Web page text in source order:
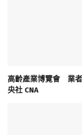
高齡產業博覽會 業
央社 CNA